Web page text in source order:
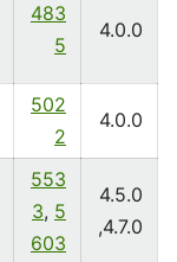
483
5
4.0.0
502
2
4.0.0
553
3, 5
603
4.5.0
,4.7.0